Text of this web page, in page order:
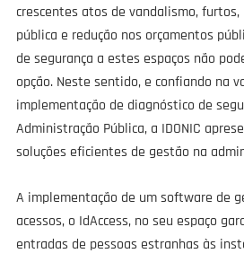
crescentes atos de vandalismo,
pública e redução nos orçamentos
de segurança a estes espaços não
opção. Neste sentido, e confiando na
implementação de diagnóstico de
Administração Pública, a IDONIC
soluções eficientes de gestão na
A implementação de um software de
acessos, o IdAccess, no seu espaço
entradas de pessoas estranhas às